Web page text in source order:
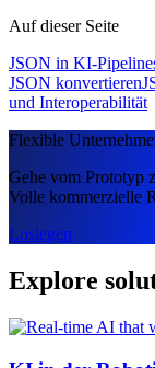
Auf dieser Seite
JSON in KI-
JSON konvertieren
und Interoperabilität
Flexible
Gehe vom Prototyp
Volle kommerzielle
Loslegen
Explore